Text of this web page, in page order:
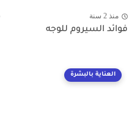
منذ 2 سنة
فوائد السيروم للوجه
العناية بالبشرة